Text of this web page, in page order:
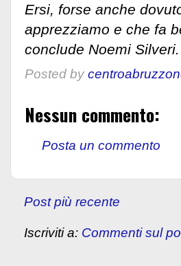
Ersi, forse anche
apprezziamo e che fa
conclude Noemi Silveri.
Posted by
Nessun commento:
Posta un commento
Post più recente
Iscriviti a: Commenti sul